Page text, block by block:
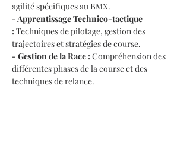
agilité spécifiques au BMX.
- Apprentissage Technico-tactique
: Techniques de pilotage, gestion des
trajectoires et stratégies de course.
- Gestion de la Race : Compréhension des
différentes phases de la course et des
techniques de relance.